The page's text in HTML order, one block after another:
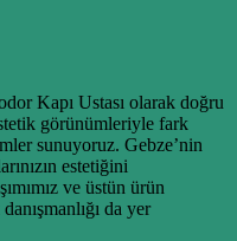
Kapı Ustası olarak doğru
görünümleriyle fark
sunuyoruz. Gebze’nin
estetiğini
ve üstün ürün
da yer